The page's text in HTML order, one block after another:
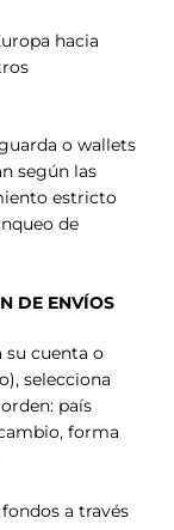
hacia
o wallets
según las
estricto
de
DE ENVÍOS
su cuenta o
selecciona
país
forma
a través